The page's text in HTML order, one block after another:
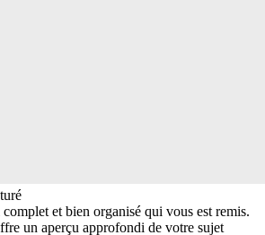
et bien organisé qui vous est remis.
un aperçu approfondi de votre sujet